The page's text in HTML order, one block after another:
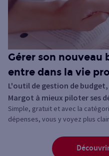
Gérer son nouveau
entre dans la vie
L'outil de gestion de budget,
Margot à mieux piloter ses
Simple, gratuit et avec la
dépenses, vous y voyez plus